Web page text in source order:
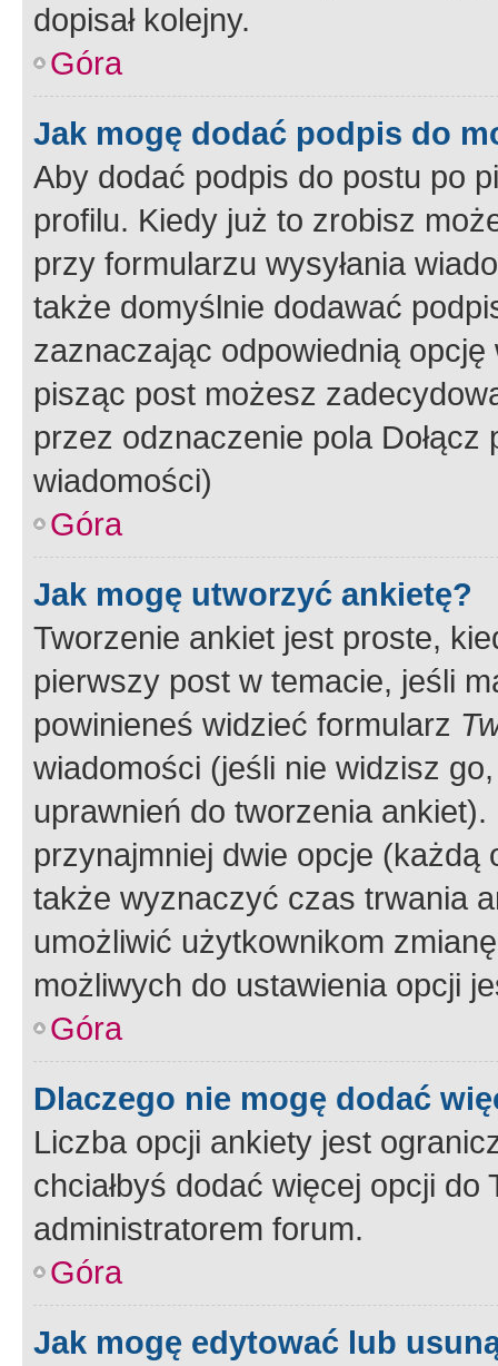
dopisał kolejny.
Góra
Jak mogę dodać podpis do
Aby dodać podpis do postu po
profilu. Kiedy już to zrobisz
przy formularzu wysyłania
także domyślnie dodawać
zaznaczając odpowiednią
pisząc post możesz
przez odznaczenie pola
wiadomości)
Góra
Jak mogę utworzyć ankietę?
Tworzenie ankiet jest proste,
pierwszy post w temacie, jeśli
powinieneś widzieć formularz
wiadomości (jeśli nie widzisz
uprawnień do tworzenia
przynajmniej dwie opcje
także wyznaczyć czas trwania
umożliwić użytkownikom
możliwych do ustawienia opcji
Góra
Dlaczego nie mogę dodać
Liczba opcji ankiety jest
chciałbyś dodać więcej opcji
administratorem forum.
Góra
Jak mogę edytować lub